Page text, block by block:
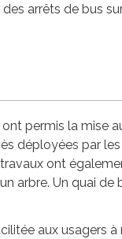
arrêts de bus
permis la mise
déployées par
ont
arbre. Un quai
aux